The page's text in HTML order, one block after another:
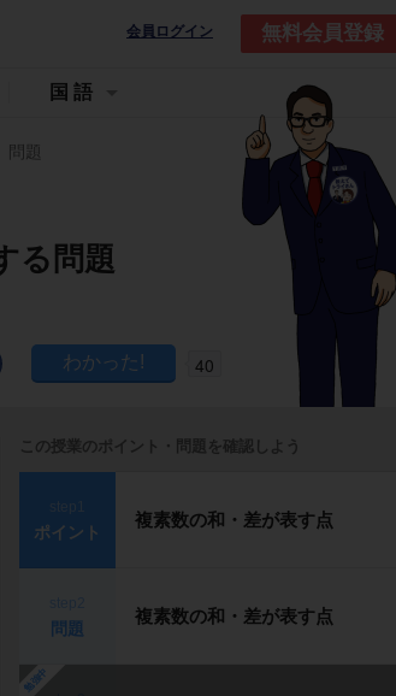
会員ログイン 無料会員登録
国語
問題
る問題
40
この授業のポイント・問題を確認しよう
ポイント
複素数の和・差が表す点
問題
複素数の和・差が表す点
勉強中